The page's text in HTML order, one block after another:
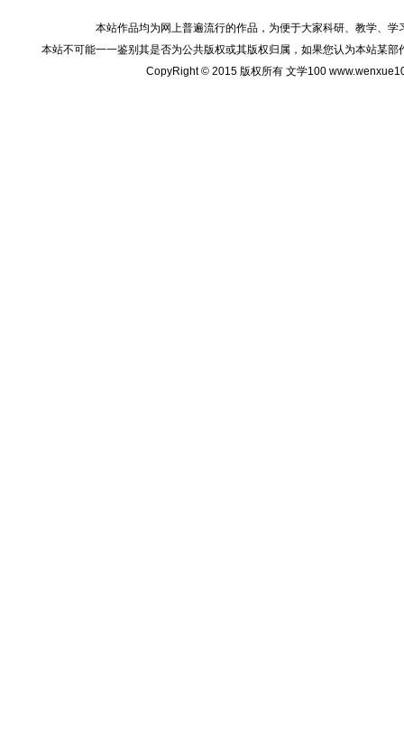
本站作品均为网上普遍流行的作品，为便于大家科研、教学、
本站不可能一一鉴别其是否为公共版权或其版权归属，如果您认为本站某
CopyRight © 2015 版权所有 文学100